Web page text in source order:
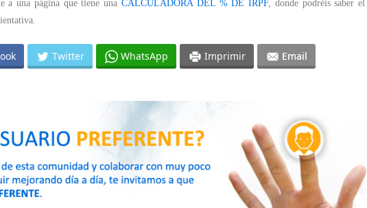
a una página que tiene unaCALCULADORA DEL % DE IRPF, donde podréis saber
Twitter WhatsApp Imprimir Email